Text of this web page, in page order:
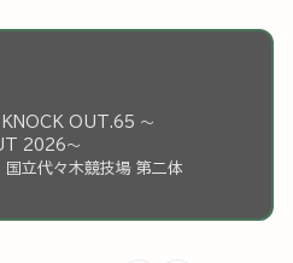
OUT.65 ～
2026～
立代々木競技場 第二体